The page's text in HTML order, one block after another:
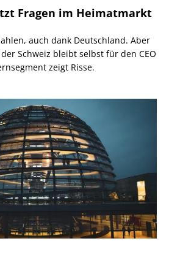
Fragen im Heimatmarkt
auch dank Deutschland. Aber
Schweiz bleibt selbst für den CEO
zeigt Risse.